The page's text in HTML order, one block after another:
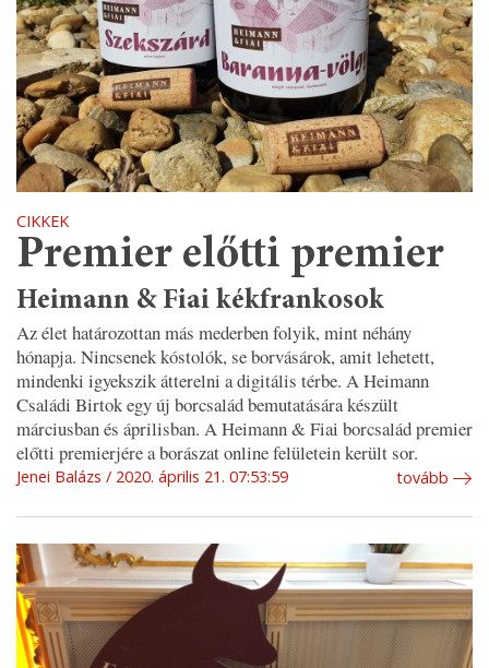
CIKKEK
Premier előtti premier
Heimann & Fiai kékfrankosok
Az élet határozottan más mederben folyik, mint néhány
hónapja. Nincsenek kóstolók, se borvásárok, amit lehetett,
mindenki igyekszik átterelni a digitális térbe. A Heimann
Családi Birtok egy új borcsalád bemutatására készült
márciusban és áprilisban. A Heimann & Fiai borcsalád premier
előtti premierjére a borászat online felületein került sor.
Jenei Balázs 2020. április 21. 07:53:59 tovább